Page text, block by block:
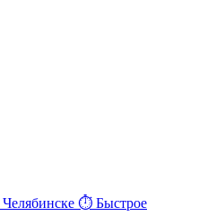
Челябинске ⏱ Быстрое